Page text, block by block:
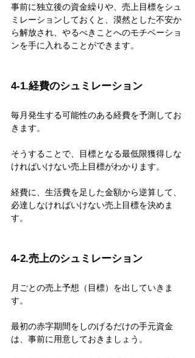
事前に独立後の資金繰りや、売上目標をシュ
ミレーションしておくと、漠然とした不安か
ら解放され、やるべきことへのモチベーショ
ンを手に入れることができます。
4-1.経費のシュミレーション
毎月発生する可能性のある経費を予測してお
きます。
そうすることで、目標となる最低限獲得しな
ければいけない売上目標がわかります。
経費に、生活費を足した金額から逆算して、
必達しなければいけない売上目標を決めま
す。
4-2.売上のシュミレーション
月ごとの売上予想（目標）を出していきま
す。
最初の赤字期間をしのげるだけの手元資金
は、事前に用意しておきましょう。